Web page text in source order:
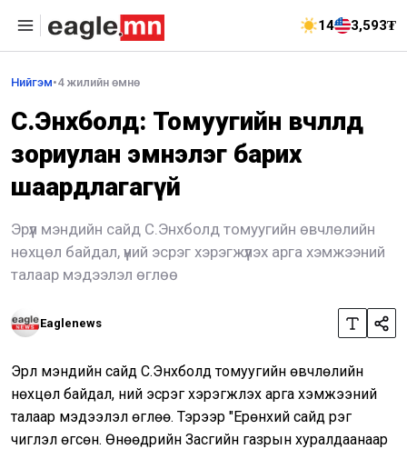
14 3,593₮
Нийгэм•4 жилийн өмнө
С.Энхболд: Томуугийн өвчлөлд
зориулан эмнэлэг барих
шаардлагагүй
Эрүүл мэндийн сайд С.Энхболд томуугийн өвчлөлийн
нөхцөл байдал, үүний эсрэг хэрэгжүүлэх арга хэмжээний
талаар мэдээлэл өглөө
Eaglenews
Эрүүл мэндийн сайд С.Энхболд томуугийн өвчлөлийн
нөхцөл байдал, үүний эсрэг хэрэгжүүлэх арга хэмжээний
талаар мэдээлэл өглөө. Тэрээр "Ерөнхий сайд үүрэг
чиглэл өгсөн. Өнөөдрийн Засгийн газрын хуралдаанаар